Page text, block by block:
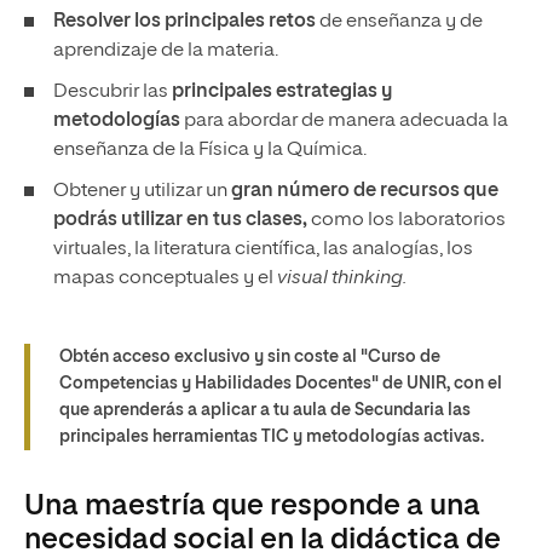
Resolver los principales retosde enseñanza y de
aprendizaje de la materia.
Descubrir las principales estrategias y
metodologías para abordar de manera adecuada la
enseñanza de la Física y la Química.
Obtener y utilizar ungran número de recursos que
podrás utilizar en tus clases,como los laboratorios
virtuales, la literatura científica, las analogías, los
mapas conceptuales y el visual thinking.
Obtén acceso exclusivo y sin coste al "Curso de
Competencias y Habilidades Docentes" de UNIR, con el
que aprenderás a aplicar a tu aula de Secundaria las
principales herramientas TIC y metodologías activas.
Una maestría que responde a una
necesidad social en la didáctica de